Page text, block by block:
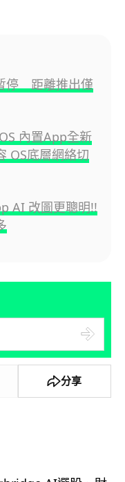
停 距離推出僅
內置App全新
OS底層網絡切
AI 改圖更聰明!!
分享